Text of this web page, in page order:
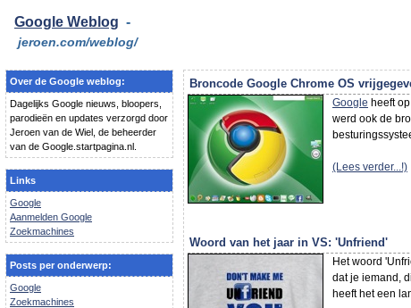
Google Weblog -
jeroen.com/weblog/
Over de Google weblog:
Dagelijks Google nieuws, bloopers,
parodieën en updates verzorgd door
Jeroen van de Wiel, de beheerder
van de Google.startpagina.nl.
Links
Google
Aanmelden Google
Zoekmachines
Posts per onderwerp:
Google
Zoekmachines
Broncode Google Chrome OS
Google heeft
werd ook de
(Lees verder...!)
Woord van het jaar in VS: 'Unfriend'
Het woord
dat je iemand,
heeft het een